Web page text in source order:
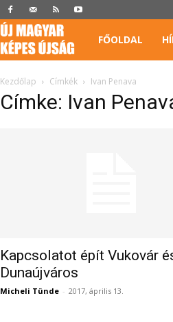
Képes
Újság
FŐOLDAL
Kezdőlap Címkék Ivan Penava
Címke: Ivan
Kapcsolatot épít Vukovár
Dunaújváros
Micheli Tünde - 2017, április 13.